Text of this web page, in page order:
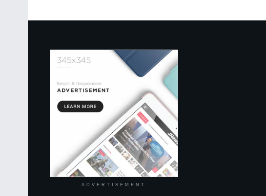
ADVERTISEMENT